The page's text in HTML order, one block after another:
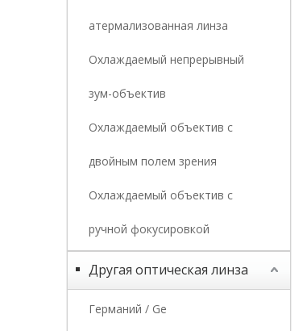
атермализованная линза
Охлаждаемый непрерывный
зум-объектив
Охлаждаемый объектив с
двойным полем зрения
Охлаждаемый объектив с
ручной фокусировкой
Другая оптическая линза
Германий / Ge